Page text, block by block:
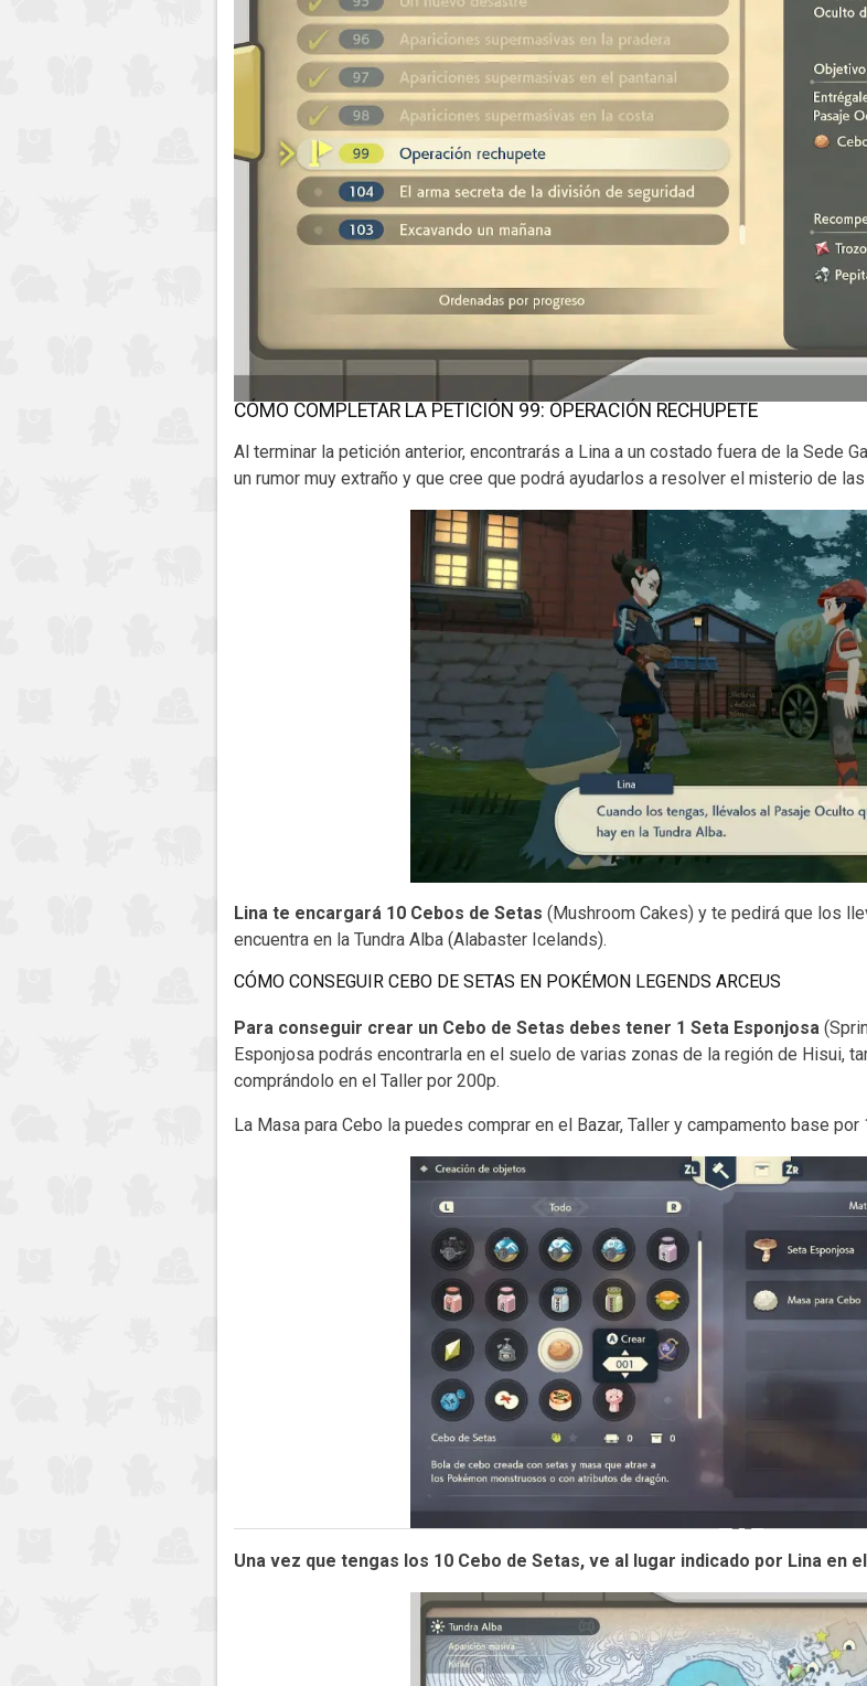
CÓMO COMPLETAR LA PETICIÓN 99: OPERACIÓN RECHUPETE
Al terminar la petición anterior, encontrarás a Lina a un costado fuera de la Sede
un rumor muy extraño y que cree que podrá ayudarlos a resolver el misterio de
Lina te encargará 10 Cebos de Setas (Mushroom Cakes) y te pedirá que los
encuentra en la Tundra Alba (Alabaster Icelands).
CÓMO CONSEGUIR CEBO DE SETAS EN POKÉMON LEGENDS ARCEUS
Para conseguir crear un Cebo de Setas debes tener 1 Seta Esponjosa
Esponjosa podrás encontrarla en el suelo de varias zonas de la región de Hisui,
comprándolo en el Taller por 200p.
La Masa para Cebo la puedes comprar en el Bazar, Taller y campamento base por
Una vez que tengas los 10 Cebo de Setas, ve al lugar indicado por Lina en